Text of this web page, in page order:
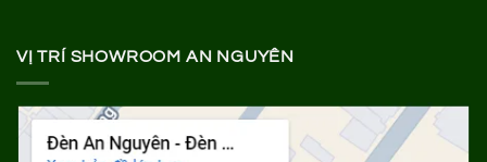
VỊ TRÍ SHOWROOM AN NGUYÊN